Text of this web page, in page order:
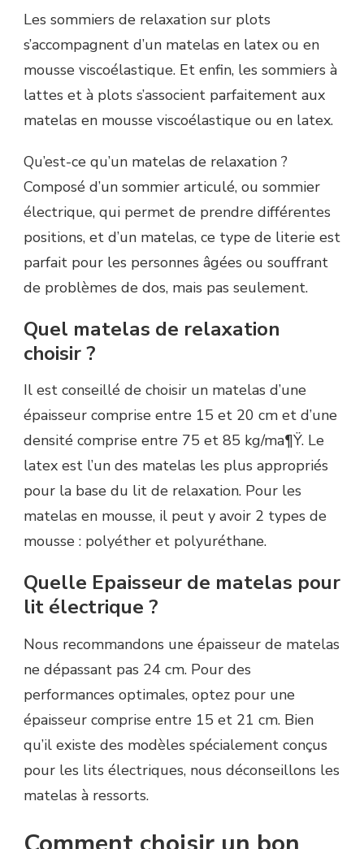
Les sommiers de relaxation sur plots
s’accompagnent d’un matelas en latex ou en
mousse viscoélastique. Et enfin, les sommiers à
lattes et à plots s’associent parfaitement aux
matelas en mousse viscoélastique ou en latex.
Qu’est-ce qu’un matelas de relaxation ?
Composé d’un sommier articulé, ou sommier
électrique, qui permet de prendre différentes
positions, et d’un matelas, ce type de literie est
parfait pour les personnes âgées ou souffrant
de problèmes de dos, mais pas seulement.
Quel matelas de relaxation
choisir ?
Il est conseillé de choisir un matelas d’une
épaisseur comprise entre 15 et 20 cm et d’une
densité comprise entre 75 et 85 kg/ma¶Ÿ. Le
latex est l’un des matelas les plus appropriés
pour la base du lit de relaxation. Pour les
matelas en mousse, il peut y avoir 2 types de
mousse : polyéther et polyuréthane.
Quelle Epaisseur de matelas pour
lit électrique ?
Nous recommandons une épaisseur de matelas
ne dépassant pas 24 cm. Pour des
performances optimales, optez pour une
épaisseur comprise entre 15 et 21 cm. Bien
qu’il existe des modèles spécialement conçus
pour les lits électriques, nous déconseillons les
matelas à ressorts.